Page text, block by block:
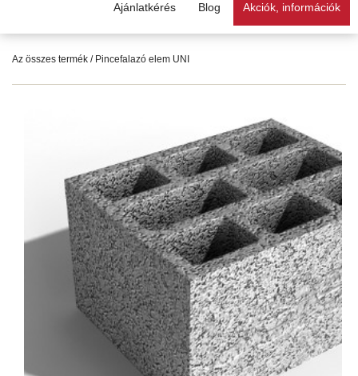
Ajánlatkérés Blog Akciók, információk
Az összes termék / Pincefalazó elem UNI